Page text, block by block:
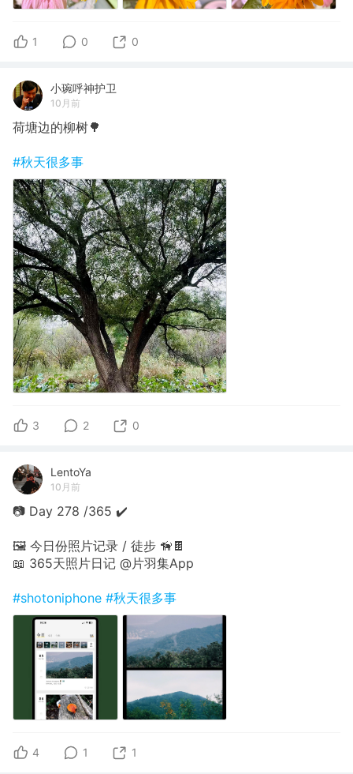
1 0 0
小琬呼神护卫
10月前
荷塘边的柳树🌳
#秋天很多事
3 2 0
LentoYa
10月前
📷 Day 278 /365 ✔️
🖼 今日份照片记录 / 徒步 🦮🍫
📖 365天照片日记 @片羽集App
#shotoniphone #秋天很多事
4 1 1